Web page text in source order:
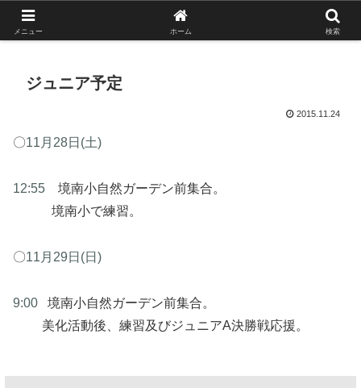
がんばれ！フルスイング！境南ブレーブス！
ジュニア予定
2015.11.24
〇11月28日(土)
12:55 境南小自然ガーデン前集合。
境南小で練習。
〇11月29日(日)
9:00 境南小自然ガーデン前集合。
美化活動後、練習及びジュニアA決勝戦応援。
メニュー ホーム 検索